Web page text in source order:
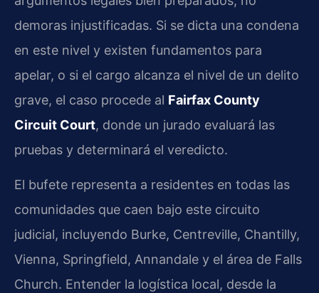
demoras injustificadas. Si se dicta una condena
en este nivel y existen fundamentos para
apelar, o si el cargo alcanza el nivel de un delito
grave, el caso procede al Fairfax County
Circuit Court, donde un jurado evaluará las
pruebas y determinará el veredicto.
El bufete representa a residentes en todas las
comunidades que caen bajo este circuito
judicial, incluyendo Burke, Centreville, Chantilly,
Vienna, Springfield, Annandale y el área de Falls
Church. Entender la logística local, desde la